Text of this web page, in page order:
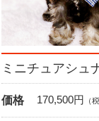
価格 170,500円 （